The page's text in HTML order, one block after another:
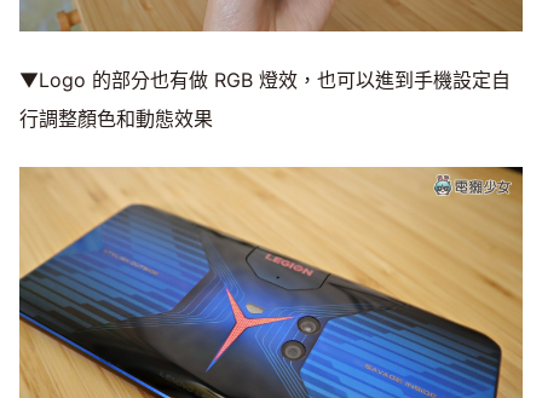
▼Logo 的部分也有做 RGB 燈效，也可以進到手機設定自
行調整顏色和動態效果